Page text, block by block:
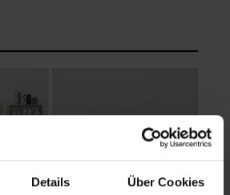
Details Über Cookies